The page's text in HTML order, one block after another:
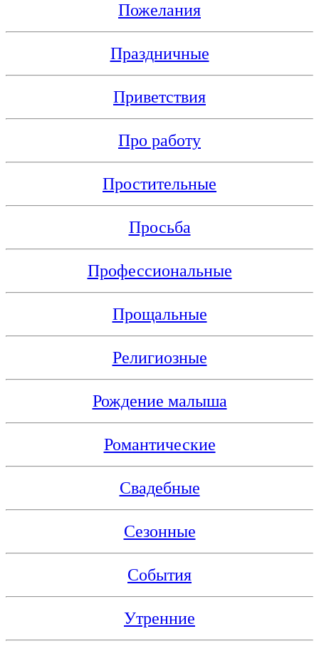
Пожелания
Праздничные
Приветствия
Про работу
Простительные
Просьба
Профессиональные
Прощальные
Религиозные
Рождение малыша
Романтические
Свадебные
Сезонные
События
Утренние